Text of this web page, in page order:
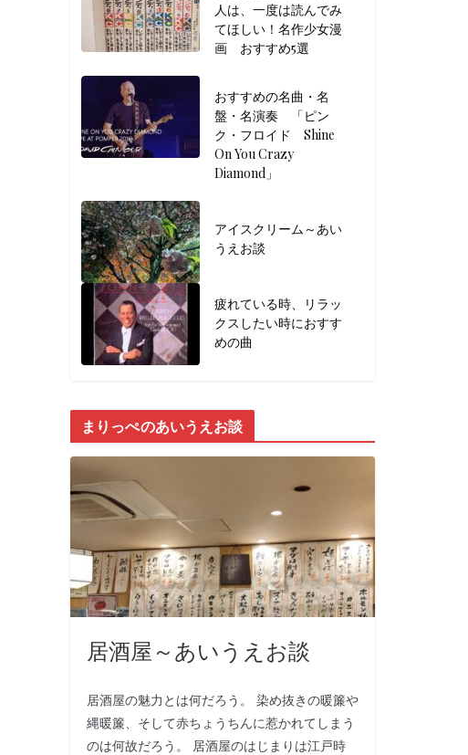
人は、一度は読んでみ
てほしい！名作少女漫
画 おすすめ5選
おすすめの名曲・名
盤・名演奏 「ピン
ク・フロイド Shine
On You Crazy
Diamond」
アイスクリーム～あい
うえお談
疲れている時、リラッ
クスしたい時におすす
めの曲
まりっぺのあいうえお談
居酒屋～あいうえお談
居酒屋の魅力とは何だろう。 染め抜きの暖簾や
縄暖簾、そして赤ちょうちんに惹かれてしまう
のは何故だろう。 居酒屋のはじまりは江戸時